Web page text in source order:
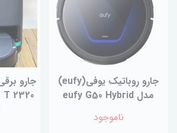
جارو روباتیک یوفی(eufy)
مدل eufy G50 Hybrid
ناموجود